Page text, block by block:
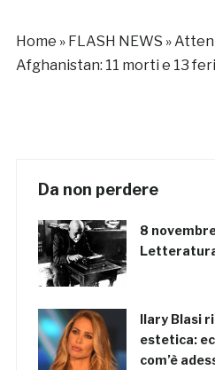
Home » FLASH NEWS »
Afghanistan: 11 morti e 13
Da non perdere
8
Ilary Blasi
estetica:
com’è